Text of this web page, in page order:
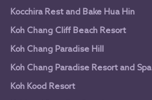
Kocchira Rest and Bake Hua Hin
Koh Chang Cliff Beach Resort
Koh Chang Paradise Hill
Koh Chang Paradise Resort and Spa
Koh Kood Resort